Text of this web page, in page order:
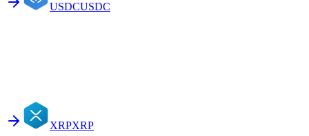
USDCUSDC
XRPXRP